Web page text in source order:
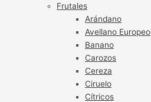
Frutales
Arándano
Avellano Europeo
Banano
Carozos
Cereza
Ciruelo
Cítricos